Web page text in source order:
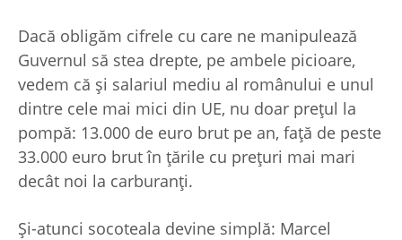
Dacă obligăm cifrele cu care ne manipulează
Guvernul să stea drepte, pe ambele picioare,
vedem că şi salariul mediu al românului e unul
dintre cele mai mici din UE, nu doar preţul la
pompă: 13.000 de euro brut pe an, faţă de peste
33.000 euro brut în ţările cu preţuri mai mari
decât noi la carburanţi.
Şi-atunci socoteala devine simplă: Marcel